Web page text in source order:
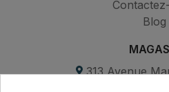
Blog
313 Avenue